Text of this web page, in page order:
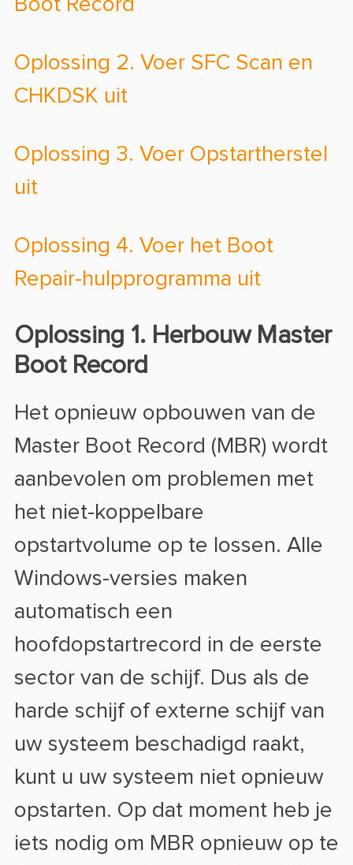
Boot Record
Oplossing 2. Voer SFC Scan en
CHKDSK uit
Oplossing 3. Voer Opstartherstel
uit
Oplossing 4. Voer het Boot
Repair-hulpprogramma uit
Oplossing 1. Herbouw Master
Boot Record
Het opnieuw opbouwen van de
Master Boot Record (MBR) wordt
aanbevolen om problemen met
het niet-koppelbare
opstartvolume op te lossen. Alle
Windows-versies maken
automatisch een
hoofdopstartrecord in de eerste
sector van de schijf. Dus als de
harde schijf of externe schijf van
uw systeem beschadigd raakt,
kunt u uw systeem niet opnieuw
opstarten. Op dat moment heb je
iets nodig om MBR opnieuw op te